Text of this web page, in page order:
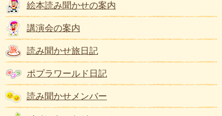
絵本読み聞かせの案内
講演会の案内
読み聞かせ旅日記
ポプラワールド日記
読み聞かせメンバー